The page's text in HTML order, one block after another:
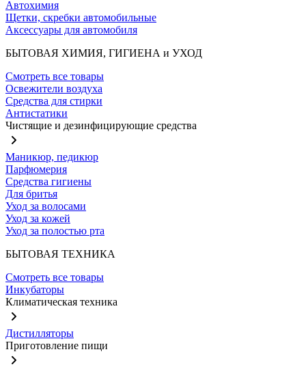
Автохимия
Щетки, скребки автомобильные
Аксессуары для автомобиля
БЫТОВАЯ ХИМИЯ, ГИГИЕНА и УХОД
Смотреть все товары
Освежители воздуха
Средства для стирки
Антистатики
Чистящие и дезинфицирующие средства
Маникюр, педикюр
Парфюмерия
Средства гигиены
Для бритья
Уход за волосами
Уход за кожей
Уход за полостью рта
БЫТОВАЯ ТЕХНИКА
Смотреть все товары
Инкубаторы
Климатическая техника
Дистилляторы
Приготовление пищи